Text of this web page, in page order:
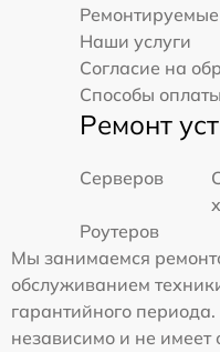
Наши услуги
Согласие на
Способы оплаты
Ремонт
Серверов
Роутеров
Мы занимаемся
обслуживанием
гарантийного
независимо и не